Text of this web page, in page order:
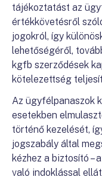
tájékoztatást az
értékkövetésről
jogokról, így
lehetőségéről,
kgfb szerződések
kötelezettség
Az ügyfélpanaszok
esetekben
történő kezelését,
jogszabály által
kézhez a biztosító –
való indoklással